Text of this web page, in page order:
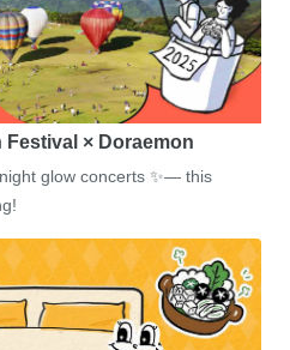
Festival × Doraemon
glow concerts ✨— this